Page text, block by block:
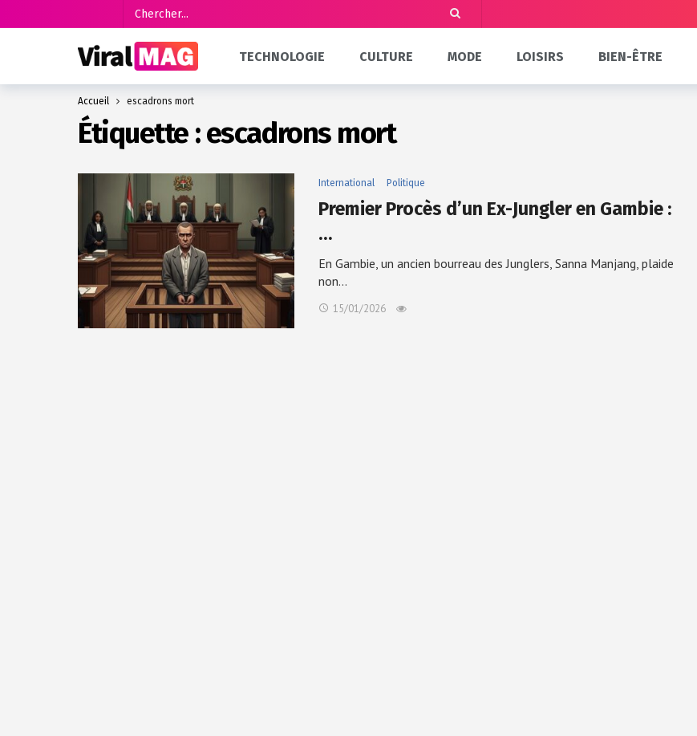
TECHNOLOGIE CULTURE MODE LOISIRS BIEN-ÊTRE
Accueil escadrons mort
Étiquette :escadrons mort
International Politique
Premier Procès d’un Ex-Jungler en Gambie :
…
En Gambie, un ancien bourreau des Junglers, Sanna Manjang, plaide
non…
15/01/2026